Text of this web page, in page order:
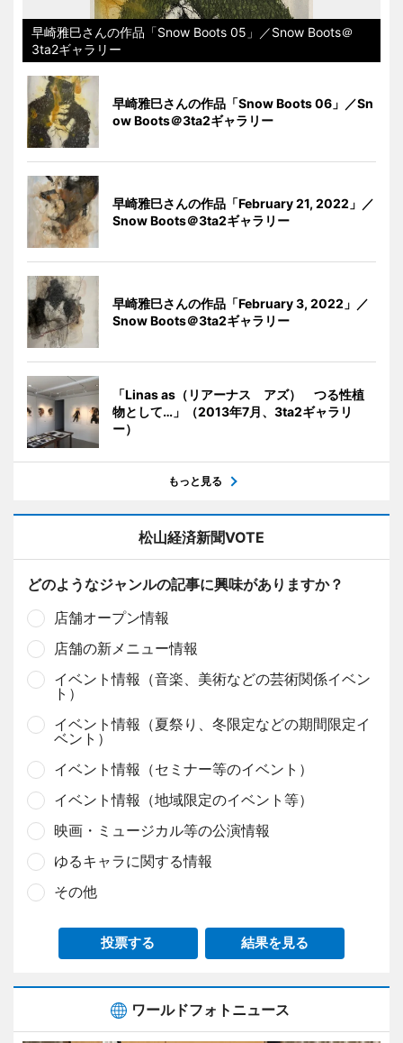
早崎雅巳さんの作品「Snow Boots 05」／Snow Boots＠
3ta2ギャラリー
早崎雅巳さんの作品「Snow Boots 06」／Sn
ow Boots＠3ta2ギャラリー
早崎雅巳さんの作品「February 21, 2022」／
Snow Boots＠3ta2ギャラリー
早崎雅巳さんの作品「February 3, 2022」／
Snow Boots＠3ta2ギャラリー
「Linas as（リアーナス アズ） つる性植
物として…」（2013年7月、3ta2ギャラリ
ー）
もっと見る
松山経済新聞VOTE
どのようなジャンルの記事に興味がありますか？
店舗オープン情報
店舗の新メニュー情報
イベント情報（音楽、美術などの芸術関係イベン
ト）
イベント情報（夏祭り、冬限定などの期間限定イ
ベント）
イベント情報（セミナー等のイベント）
イベント情報（地域限定のイベント等）
映画・ミュージカル等の公演情報
ゆるキャラに関する情報
その他
投票する 結果を見る
ワールドフォトニュース